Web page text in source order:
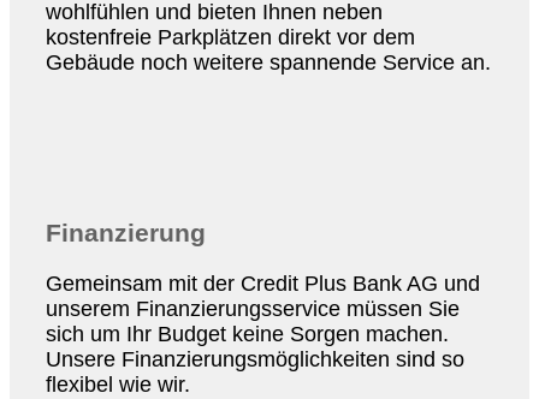
wohlfühlen und bieten Ihnen neben
kostenfreie Parkplätzen direkt vor dem
Gebäude noch weitere spannende Service an.
Finanzierung
Gemeinsam mit der Credit Plus Bank AG und
unserem Finanzierungsservice müssen Sie
sich um Ihr Budget keine Sorgen machen.
Unsere Finanzierungsmöglichkeiten sind so
flexibel wie wir.